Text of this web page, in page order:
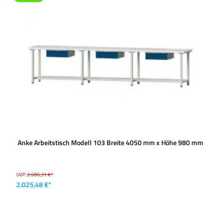
Anke Arbeitstisch Modell 103 Breite 4050 mm x Höhe 980 mm
UVP:2.686,31 €*
2.025,48 €*